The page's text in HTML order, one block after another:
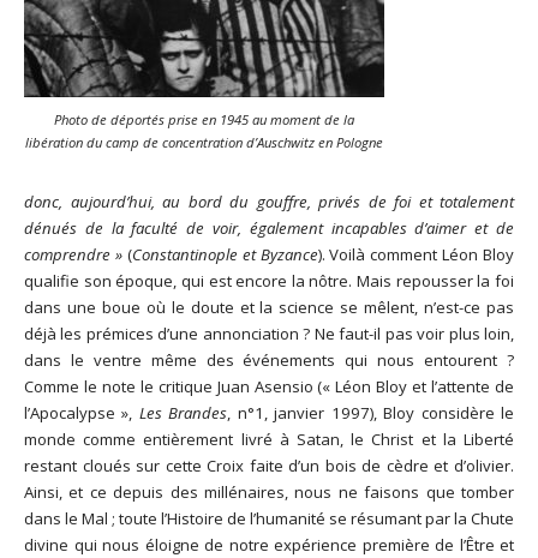
Photo de déportés prise en 1945 au moment de la
libération du camp de concentration d’Auschwitz en Pologne
donc, aujourd’hui, au bord du gouffre, privés de foi et totalement
dénués de la faculté de voir, également incapables d’aimer et de
comprendre »(Constantinople et Byzance). Voilà comment Léon Bloy
qualifie son époque, qui est encore la nôtre. Mais repousser la foi
dans une boue où le doute et la science se mêlent, n’est-ce pas
déjà les prémices d’une annonciation ? Ne faut-il pas voir plus loin,
dans le ventre même des événements qui nous entourent ?
Comme le note le critique Juan Asensio (« Léon Bloy et l’attente de
l’Apocalypse », Les Brandes, n°1, janvier 1997), Bloy considère le
monde comme entièrement livré à Satan, le Christ et la Liberté
restant cloués sur cette Croix faite d’un bois de cèdre et d’olivier.
Ainsi, et ce depuis des millénaires, nous ne faisons que tomber
dans le Mal ; toute l’Histoire de l’humanité se résumant par la Chute
divine qui nous éloigne de notre expérience première de l’Être et